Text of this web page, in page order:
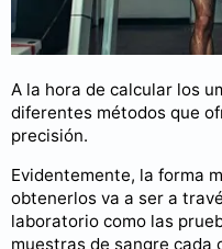
A la hora de calcular los
diferentes métodos que
precisión.
Evidentemente, la forma
obtenerlos va a ser a
laboratorio como las
muestras de sangre cada